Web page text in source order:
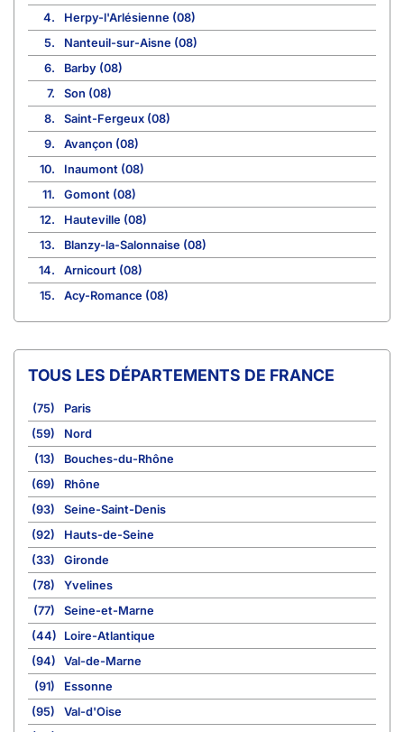
4.
Herpy-l'Arlésienne (08)
5.
Nanteuil-sur-Aisne (08)
6.
Barby (08)
7.
Son (08)
8.
Saint-Fergeux (08)
9.
Avançon (08)
10.
Inaumont (08)
11.
Gomont (08)
12.
Hauteville (08)
13.
Blanzy-la-Salonnaise (08)
14.
Arnicourt (08)
15.
Acy-Romance (08)
TOUS LES DÉPARTEMENTS DE FRANCE
(75)
Paris
(59)
Nord
(13)
Bouches-du-Rhône
(69)
Rhône
(93)
Seine-Saint-Denis
(92)
Hauts-de-Seine
(33)
Gironde
(78)
Yvelines
(77)
Seine-et-Marne
(44)
Loire-Atlantique
(94)
Val-de-Marne
(91)
Essonne
(95)
Val-d'Oise